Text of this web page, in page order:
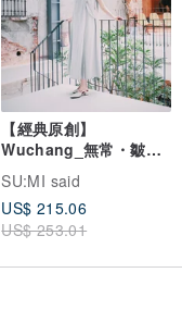
【經典原創】
Wuchang_無常・皺褶
長洋裝_CLD026_湖水
綠
SU:MI said
US$ 215.06
US$ 253.01